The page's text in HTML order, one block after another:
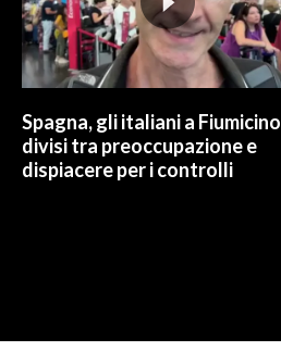
Spagna, gli italiani a Fiumicino
divisi tra preoccupazione e
dispiacere per i controlli